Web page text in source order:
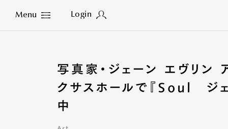
Menu Login
Close
写真家・ジェーン エヴリン
クサスホールで『Soul ジェ
中